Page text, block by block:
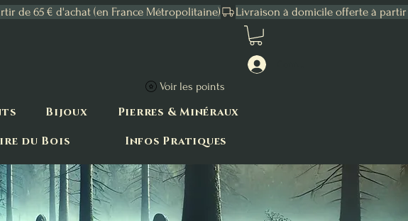
Bijoux
Pierres & Minéraux
du Bois Infos Pratiques
Voir les points